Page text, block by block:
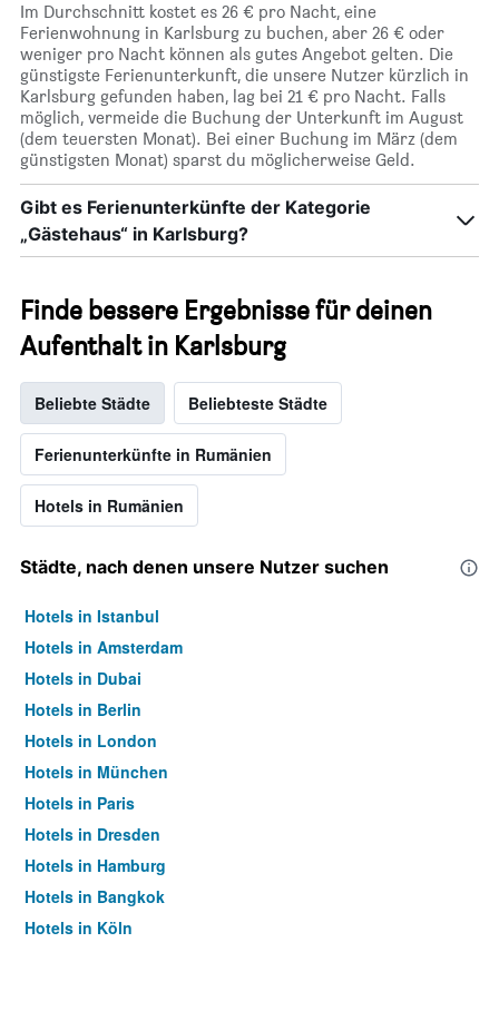
Im Durchschnitt kostet es 26 € pro Nacht, eine
Ferienwohnung in Karlsburg zu buchen, aber 26 € oder
weniger pro Nacht können als gutes Angebot gelten. Die
günstigste Ferienunterkunft, die unsere Nutzer kürzlich in
Karlsburg gefunden haben, lag bei 21 € pro Nacht. Falls
möglich, vermeide die Buchung der Unterkunft im August
(dem teuersten Monat). Bei einer Buchung im März (dem
günstigsten Monat) sparst du möglicherweise Geld.
Gibt es Ferienunterkünfte der Kategorie
„Gästehaus“ in Karlsburg?
Finde bessere Ergebnisse für deinen
Aufenthalt in Karlsburg
Beliebte Städte Beliebteste Städte
Ferienunterkünfte in Rumänien
Hotels in Rumänien
Städte, nach denen unsere Nutzer suchen
Hotels in Istanbul
Hotels in Amsterdam
Hotels in Dubai
Hotels in Berlin
Hotels in London
Hotels in München
Hotels in Paris
Hotels in Dresden
Hotels in Hamburg
Hotels in Bangkok
Hotels in Köln